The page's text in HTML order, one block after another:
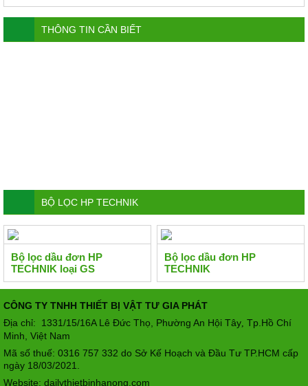
THÔNG TIN CẦN BIẾT
BỘ LỌC HP TECHNIK
Bộ lọc dầu đơn HP
TECHNIK loại GS
Bộ lọc dầu đơn HP
TECHNIK
CÔNG TY TNHH THIẾT BỊ VẬT TƯ GIA PHÁT
Địa chỉ: 1331/15/16A Lê Đức Thọ, Phường An Hội Tây, Tp.Hồ Chí
Minh, Việt Nam
Mã số thuế: 0316 757 332 do Sở Kế Hoạch và Đầu Tư TP.HCM cấp
ngày 18/03/2021.
Website: dailythietbinhanong.com